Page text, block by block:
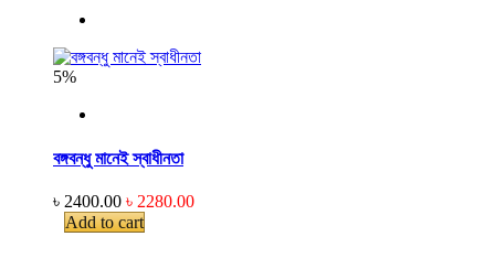
5%
বঙ্গবন্ধু মানেই স্বাধীনতা
৳ 2400.00 ৳ 2280.00
Add to cart